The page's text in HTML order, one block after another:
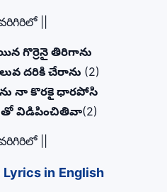
||
గొర్రెనై తిరిగాను
దరికి చేరాను (2)
నా కొరకై ధారపోసి
విడిపించితివా(2)
||
in English